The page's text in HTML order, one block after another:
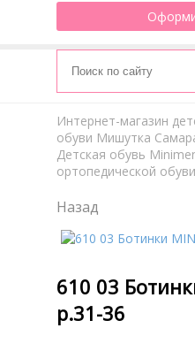
Интернет-магазин
обуви Мишутка
Детская обувь
ортопедической обуви
Назад
610 03
р.31-36